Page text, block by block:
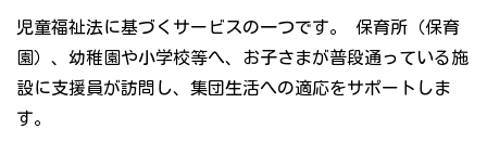
児童福祉法に基づくサービスの一つです。 保育所（保育
園）、幼稚園や小学校等へ、お子さまが普段通っている施
設に支援員が訪問し、集団生活への適応をサポートしま
す。